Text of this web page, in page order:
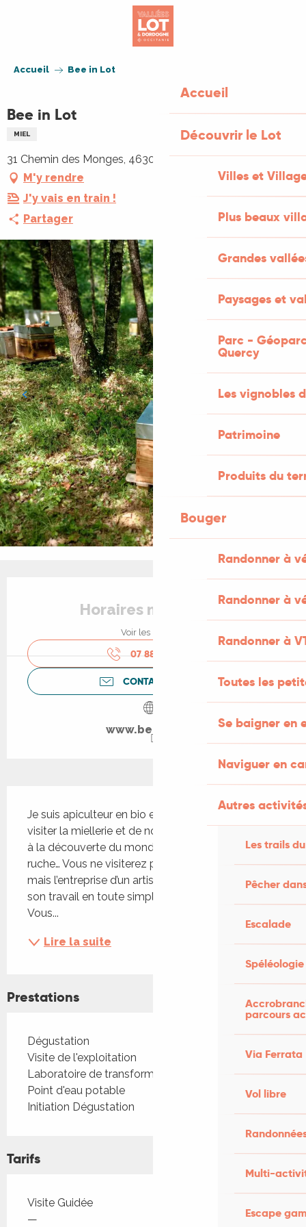
Accueil
Découvrir le Lot
Villes et
Plus beaux
Grandes
Paysages et
Parc -
Quercy
Les vignobles
Patrimoine
Produits du
Bouger
Randonner à
Randonner à
Randonner à
Toutes les
Se baigner en
Naviguer en
Autres
Les trails
Pêcher
Escalade
Spéléologie
parcours
Via Ferrata
Vol libre
Multi-
Escape
Accueil Bee in Lot
Bee in Lot
MIEL
31 Chemin des Monges, 46300 Payrignac
M'y rendre
J'y vais en train !
Partager
Horaires non définis
Voir les horaires
07 88 91 88
CONTACTEZ-NOUS
www.beeinlot.fr
Je suis apiculteur en bio et je vous propose de
visiter la miellerie et de nous rencontrer pour aller
à la découverte du monde enchanteur de la
ruche… Vous ne visiterez pas un parc d’attraction
mais l’entreprise d’un artisan qui vous expliquera
son travail en toute simplicité et authenticité.
Vous...
Lire la suite
Prestations
Dégustation
Visite de l'exploitation
Laboratoire de transformation
Point d'eau potable
Initiation Dégustation
Tarifs
Tarifs 2026
Visite Guidée
—